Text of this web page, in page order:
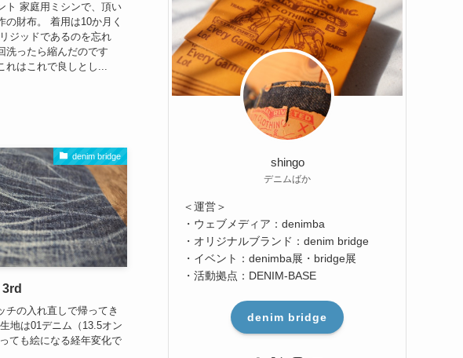
ト 家庭用ミシンで、頂い
の財布。 着用は10か月く
ジッドであるのを忘れ
洗ったら縮んだのです
れはこれで良しとし...
denim bridge
チの入れ直しで帰ってき
地は01デニム（13.5オン
ても絵になる経年変化で
shingo
デニムばか
＜運営＞
・ウェブメディア：denimba
・オリジナルブランド：denim bridge
・イベント：denimba展・bridge展
・活動拠点：DENIM-BASE
denim bridge